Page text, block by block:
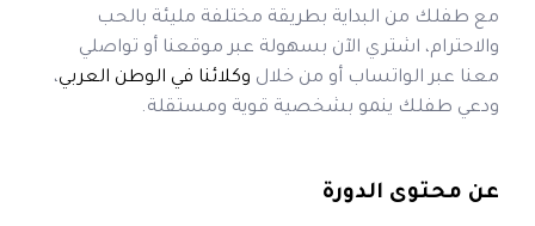
مع طفلك من البداية بطريقة مختلفة مليئة بالحب
والاحترام، اشتري الآن بسهولة عبر موقعنا أو تواصلي
معنا عبر الواتساب أو من خلال وكلائنا في الوطن العربي،
ودعي طفلك ينمو بشخصية قوية ومستقلة.
عن محتوى الدورة